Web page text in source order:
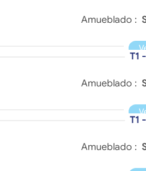
Amueblado :
T1
Amueblado :
T1
Amueblado :